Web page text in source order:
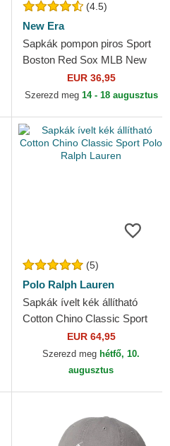
(4.5)
New Era
Sapkák pompon piros Sport
Boston Red Sox MLB New
EUR 36,95
Szerezd meg 14 - 18 augusztus
(5)
Polo Ralph Lauren
Sapkák ívelt kék állítható
Cotton Chino Classic Sport
Polo Ralph Lauren
EUR 64,95
Szerezd meg hétfő, 10.
augusztus